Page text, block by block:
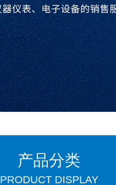
产品分类
PRODUCT DISPLAY